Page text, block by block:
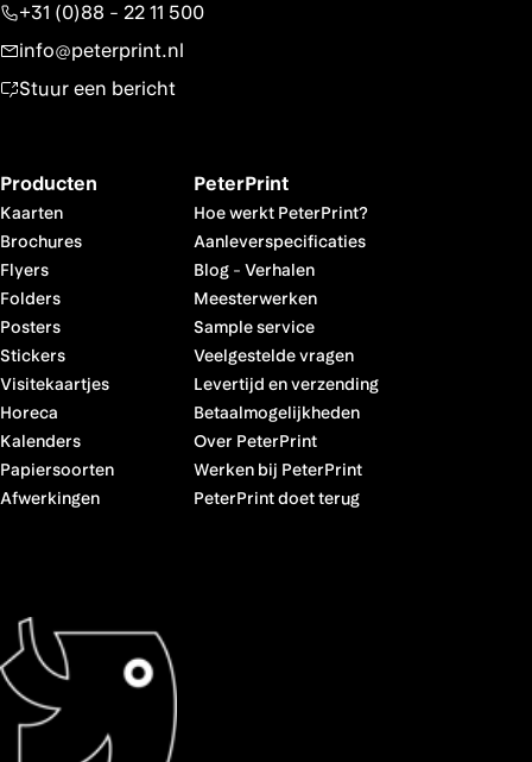
+31 (0)88 - 22 11 500
info@peterprint.nl
Stuur een bericht
Producten
Kaarten
Brochures
Flyers
Folders
Posters
Stickers
Visitekaartjes
Horeca
Kalenders
Papiersoorten
Afwerkingen
PeterPrint
Hoe werkt PeterPrint?
Aanleverspecificaties
Blog- Verhalen
Meesterwerken
Sample service
Veelgestelde vragen
Levertijd en verzending
Betaalmogelijkheden
Over PeterPrint
Werken bij PeterPrint
PeterPrint doet terug